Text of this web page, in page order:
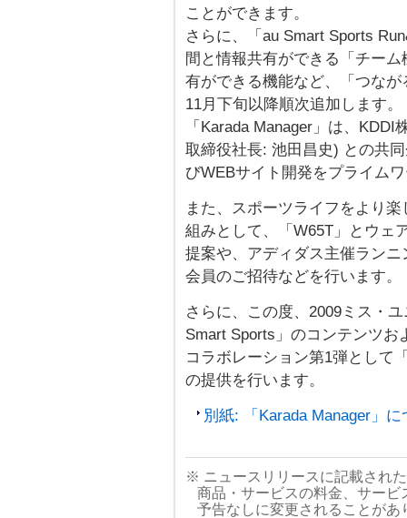
ことができます。
さらに、「au Smart Sports
間と情報共有ができる「チー
有ができる機能など、「つな
11月下旬以降順次追加します。
「Karada Manager」は、
取締役社長: 池田昌史) との共
びWEBサイト開発をプライム
また、スポーツライフをより
組みとして、「W65T」とウェ
提案や、アディダス主催ラン
会員のご招待などを行います。
さらに、この度、2009ミス・
Smart Sports」のコンテンツ
コラボレーション第1弾として
の提供を行います。
別紙: 「Karada Manager」
※ ニュースリリースに記載され
商品・サービスの料金、サー
予告なしに変更されることが